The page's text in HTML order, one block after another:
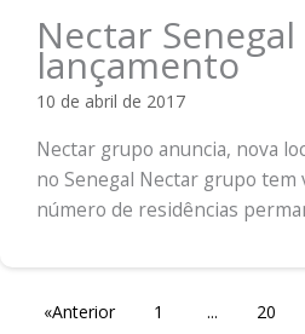
Nectar Senegal
lançamento
10 de abril de 2017
Nectar grupo anuncia, nova
no Senegal Nectar grupo tem
número de residências
«Anterior 1 ... 20